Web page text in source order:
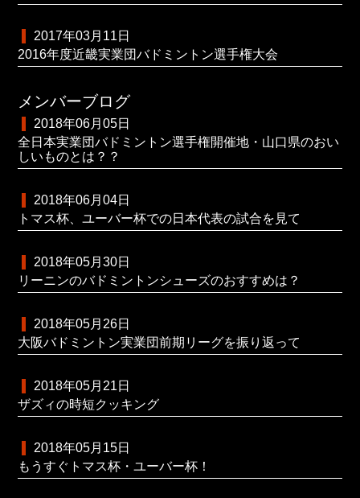
2017年03月11日
2016年度近畿実業団バドミントン選手権大会
メンバーブログ
2018年06月05日
全日本実業団バドミントン選手権開催地・山口県のおい
しいものとは？？
2018年06月04日
トマス杯、ユーバー杯での日本代表の試合を見て
2018年05月30日
リーニンのバドミントンシューズのおすすめは？
2018年05月26日
大阪バドミントン実業団前期リーグを振り返って
2018年05月21日
ザズィの時短クッキング
2018年05月15日
もうすぐトマス杯・ユーバー杯！